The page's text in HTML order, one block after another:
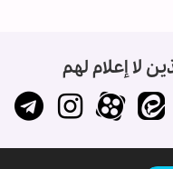
لا إعلام لهم